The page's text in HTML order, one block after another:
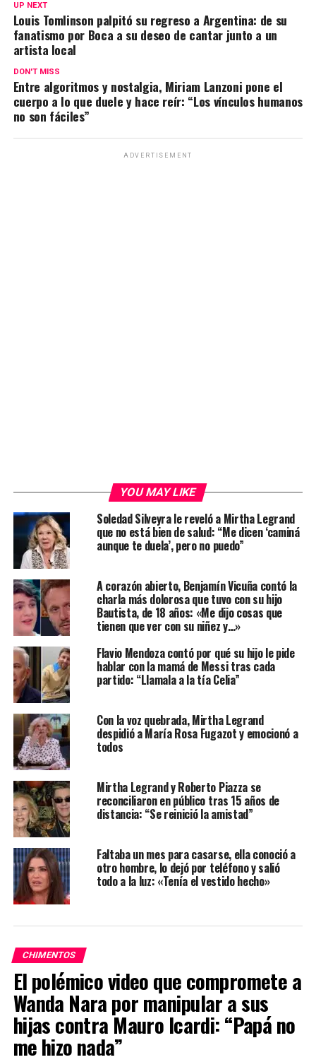
s
A
p
p
o
o
a
n
ar
tir
UP NEXT
Louis Tomlinson palpitó su regreso a Argentina: de su
fanatismo por Boca a su deseo de cantar junto a un
artista local
DON'T MISS
Entre algoritmos y nostalgia, Miriam Lanzoni pone el
cuerpo a lo que duele y hace reír: “Los vínculos humanos
no son fáciles”
ADVERTISEMENT
YOU MAY LIKE
Soledad Silveyra le reveló a Mirtha Legrand
que no está bien de salud: “Me dicen ‘caminá
aunque te duela’, pero no puedo”
A corazón abierto, Benjamín Vicuña contó la
charla más dolorosa que tuvo con su hijo
Bautista, de 18 años: «Me dijo cosas que
tienen que ver con su niñez y…»
Flavio Mendoza contó por qué su hijo le pide
hablar con la mamá de Messi tras cada
partido: “Llamala a la tía Celia”
Con la voz quebrada, Mirtha Legrand
despidió a María Rosa Fugazot y emocionó a
todos
Mirtha Legrand y Roberto Piazza se
reconciliaron en público tras 15 años de
distancia: “Se reinició la amistad”
Faltaba un mes para casarse, ella conoció a
otro hombre, lo dejó por teléfono y salió
todo a la luz: «Tenía el vestido hecho»
CHIMENTOS
El polémico video que compromete a
Wanda Nara por manipular a sus
hijas contra Mauro Icardi: “Papá no
me hizo nada”